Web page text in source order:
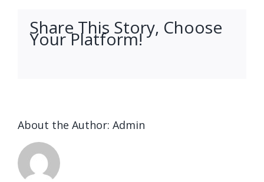
Share This Story, Choose
Your Platform!
About the Author: Admin